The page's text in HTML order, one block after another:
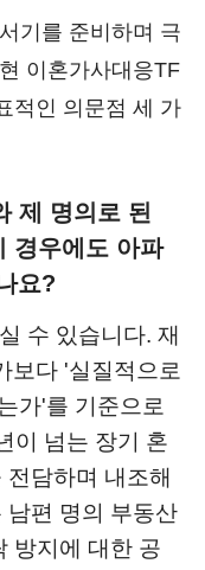
기를 준비하며 극
이혼가사대응TF
적인 의문점 세 가
제 명의로 된
경우에도 아파
요?
수 있습니다. 재
보다 '실질적으로
가'를 기준으로
이 넘는 장기 혼
담하며 내조해
남편 명의 부동산
방지에 대한 공